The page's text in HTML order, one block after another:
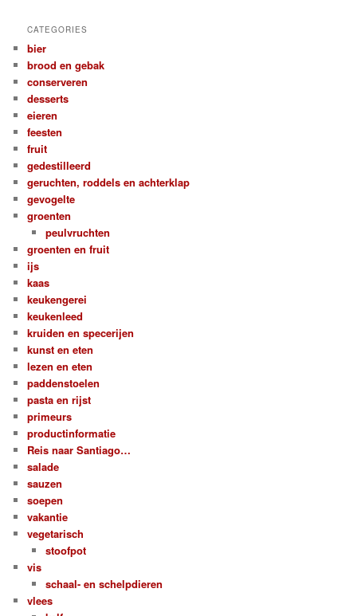
CATEGORIES
bier
brood en gebak
conserveren
desserts
eieren
feesten
fruit
gedestilleerd
geruchten, roddels en achterklap
gevogelte
groenten
peulvruchten
groenten en fruit
ijs
kaas
keukengerei
keukenleed
kruiden en specerijen
kunst en eten
lezen en eten
paddenstoelen
pasta en rijst
primeurs
productinformatie
Reis naar Santiago…
salade
sauzen
soepen
vakantie
vegetarisch
stoofpot
vis
schaal- en schelpdieren
vlees